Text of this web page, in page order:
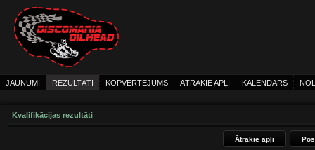
JAUNUMI REZULTĀTI KOPVĒRTĒJUMS ĀTRĀKIE APĻI KALENDĀRS
Kvalifikācijas rezultāti
Ātrākie apļi